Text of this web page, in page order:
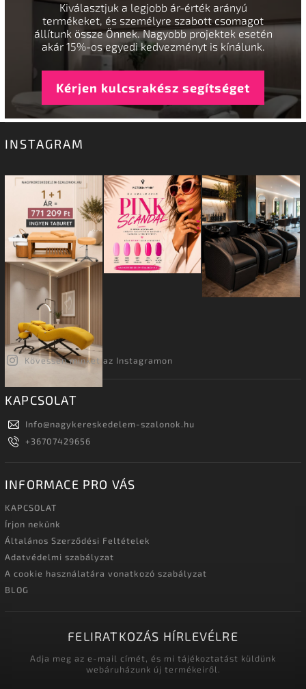
Kiválasztjuk a legjobb ár-érték arányú
termékeket, és személyre szabott csomagot
állítunk össze Önnek. Nagyobb projektek esetén
akár 15%-os egyedi kedvezményt is kínálunk.
Kérjen kulcsrakész segítséget
INSTAGRAM
Kövessen minket az Instagramon
KAPCSOLAT
Info@nagykereskedelem-szalonok.hu
+36707429656
INFORMACE PRO VÁS
KAPCSOLAT
Írjon nekünk
Általános Szerződési Feltételek
Adatvédelmi szabályzat
A cookie használatára vonatkozó szabályzat
BLOG
FELIRATKOZÁS HÍRLEVÉLRE
Adja meg az e-mail címét, és mi tájékoztatást küldünk
webáruházunk új termékeiről.